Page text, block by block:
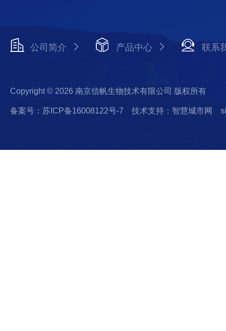
公司简介 产品中心 联系
Copyright © 2026 南京信帆生物技术有限公司 版权所有
备案号：苏ICP备16008122号-7 技术支持：智慧城市网